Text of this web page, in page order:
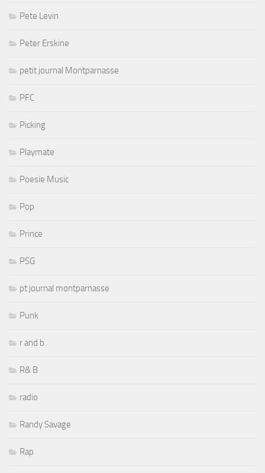
Pete Levin
Peter Erskine
petit journal Montparnasse
PFC
Picking
Playmate
Poesie Music
Pop
Prince
PSG
pt journal montparnasse
Punk
r and b
R& B
radio
Randy Savage
Rap